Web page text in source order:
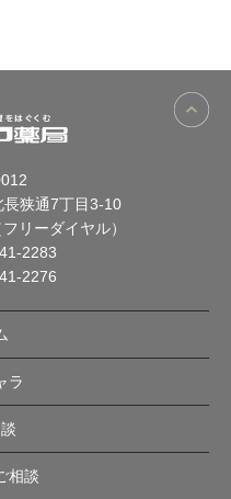
狭通7丁目3-10
リーダイヤル）
2283
2276
ラ
相談